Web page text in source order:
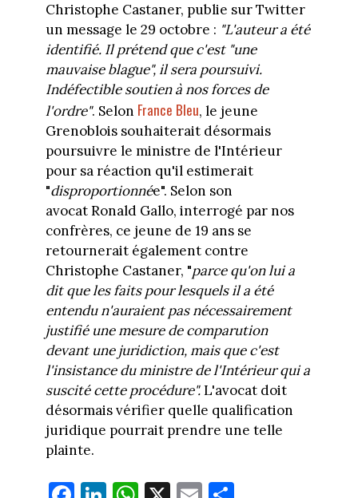
Christophe Castaner, publie sur Twitter
un message le 29 octobre : "L'auteur a été
identifié. Il prétend que c'est "une
mauvaise blague", il sera poursuivi.
Indéfectible soutien à nos forces de
l'ordre". Selon France Bleu, le jeune
Grenoblois souhaiterait désormais
poursuivre le ministre de l'Intérieur
pour sa réaction qu'il estimerait
"disproportionnée". Selon son
avocat Ronald Gallo, interrogé par nos
confrères, ce jeune de 19 ans se
retournerait également contre
Christophe Castaner, "parce qu'on lui a
dit que les faits pour lesquels il a été
entendu n'auraient pas nécessairement
justifié une mesure de comparution
devant une juridiction, mais que c'est
l'insistance du ministre de l'Intérieur qui a
suscité cette procédure".L'avocat doit
désormais vérifier quelle qualification
juridique pourrait prendre une telle
plainte.